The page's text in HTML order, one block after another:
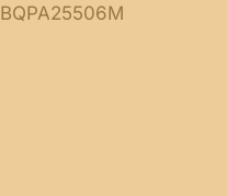
BQPA25506M